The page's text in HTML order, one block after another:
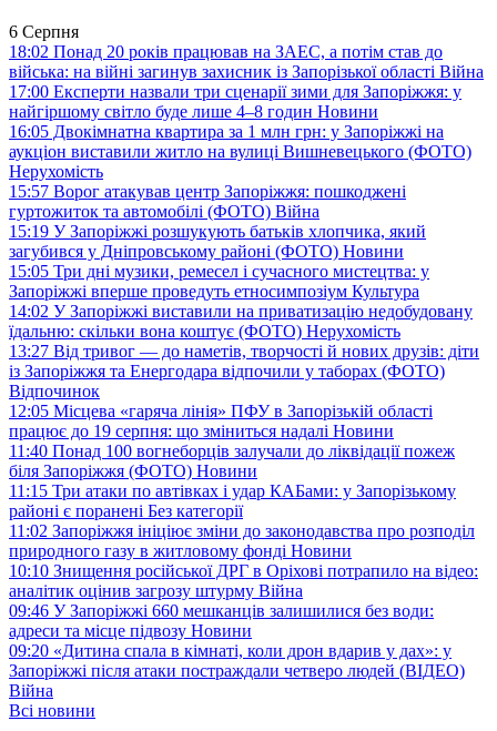
6 Серпня
18:02 Понад 20 років працював на ЗАЕС, а потім став до
війська: на війні загинув захисник із Запорізької області Війна
17:00 Експерти назвали три сценарії зими для Запоріжжя: у
найгіршому світло буде лише 4–8 годин Новини
16:05 Двокімнатна квартира за 1 млн грн: у Запоріжжі на
аукціон виставили житло на вулиці Вишневецького (ФОТО)
Нерухомість
15:57 Ворог атакував центр Запоріжжя: пошкоджені
гуртожиток та автомобілі (ФОТО) Війна
15:19 У Запоріжжі розшукують батьків хлопчика, який
загубився у Дніпровському районі (ФОТО) Новини
15:05 Три дні музики, ремесел і сучасного мистецтва: у
Запоріжжі вперше проведуть етносимпозіум Культура
14:02 У Запоріжжі виставили на приватизацію недобудовану
їдальню: скільки вона коштує (ФОТО) Нерухомість
13:27 Від тривог — до наметів, творчості й нових друзів: діти
із Запоріжжя та Енергодара відпочили у таборах (ФОТО)
Відпочинок
12:05 Місцева «гаряча лінія» ПФУ в Запорізькій області
працює до 19 серпня: що зміниться надалі Новини
11:40 Понад 100 вогнеборців залучали до ліквідації пожеж
біля Запоріжжя (ФОТО) Новини
11:15 Три атаки по автівках і удар КАБами: у Запорізькому
районі є поранені Без категорії
11:02 Запоріжжя ініціює зміни до законодавства про розподіл
природного газу в житловому фонді Новини
10:10 Знищення російської ДРГ в Оріхові потрапило на відео:
аналітик оцінив загрозу штурму Війна
09:46 У Запоріжжі 660 мешканців залишилися без води:
адреси та місце підвозу Новини
09:20 «Дитина спала в кімнаті, коли дрон вдарив у дах»: у
Запоріжжі після атаки постраждали четверо людей (ВІДЕО)
Війна
Всі новини